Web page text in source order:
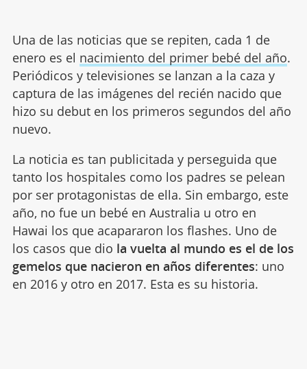
Una de las noticias que se repiten, cada 1 de
enero es el nacimiento del primer bebé del año.
Periódicos y televisiones se lanzan a la caza y
captura de las imágenes del recién nacido que
hizo su debut en los primeros segundos del año
nuevo.
La noticia es tan publicitada y perseguida que
tanto los hospitales como los padres se pelean
por ser protagonistas de ella. Sin embargo, este
año, no fue un bebé en Australia u otro en
Hawai los que acapararon los flashes. Uno de
los casos que dio la vuelta al mundo es el de los
gemelos que nacieron en años diferentes: uno
en 2016 y otro en 2017. Esta es su historia.